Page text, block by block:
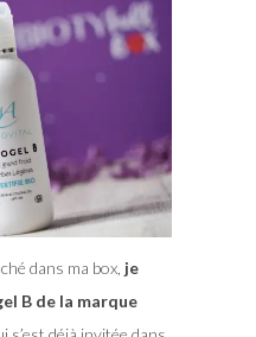
dans ma box, je
B de la marque